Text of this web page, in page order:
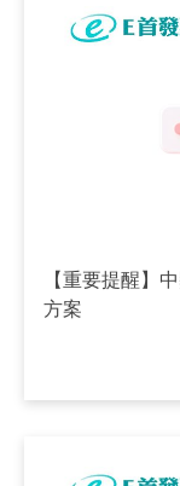
【重要提醒】
方案